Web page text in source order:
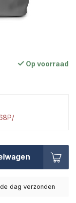
Op voorraad
dag verzonden